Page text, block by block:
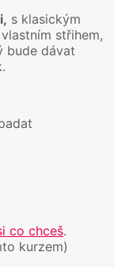
s klasickým
střihem,
bude dávat
co chceš.
kurzem)